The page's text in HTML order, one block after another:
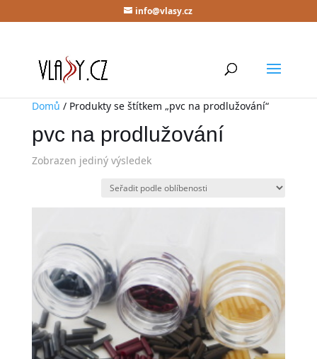
info@vlasy.cz
Domů / Produkty se štítkem „pvc na prodlužování“
pvc na prodlužování
Zobrazen jediný výsledek